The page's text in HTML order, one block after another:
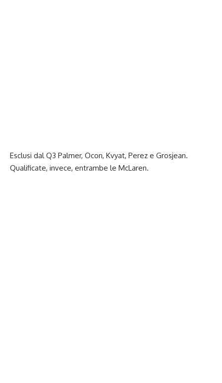
Esclusi dal Q3 Palmer, Ocon, Kvyat, Perez e Grosjean.
Qualificate, invece, entrambe le McLaren.